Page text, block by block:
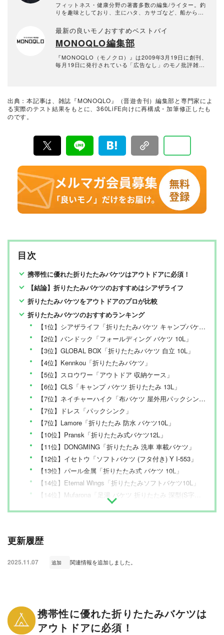
フィットネス・健康分野の著書多数の編集/ライター。釣
りを趣味としており、主にハタ、カサゴなど、船からの
最新の良いモノおすすめベストバイ
MONOQLO編集部
『MONOQLO（モノクロ）』は2009年3月19日に創刊、
毎月19日に発行されている「広告なし」のモノ批評雑誌
に良いモノ」だけを厳選して紹介。編集長・山田和樹を
中心に、11名以上の編集体制で日々の検証・記事制作を
出典：本記事は、雑誌『MONOQLO』（晋遊舎刊）編集部と専門家によ
る実際のテスト結果をもとに、360LiFE向けに再構成・加筆修正したも
のです。
目次
携帯性に優れた折りたたみバケツはアウトドアに必須！
【結論】折りたたみバケツのおすすめはシアザライフ
折りたたみバケツをアウトドアのプロが比較
折りたたみバケツのおすすめランキング
【1位】シアザライフ「折りたたみバケツ キャンプバケツ 15L」
【2位】バンドック「フォールディング バケツ 10L」
【3位】GLOBAL BOX「折りたたみバケツ 自立 10L」
【4位】Kennkou「折りたたみバケツ」
【5位】スロウワー「アウトドア 収納ケース」
【6位】CLS「キャンプ バケツ 折りたたみ 13L」
【7位】ネイチャーハイク「布バケツ 屋外用パックシンク」
【7位】ドレス「パックシンク」
【7位】Lamore「折りたたみ 防水 バケツ10L」
【10位】Pransk「折りたたみ式バケツ12L」
【11位】DONGMING「折りたたみ 洗車 車載バケツ」
【12位】イセトウ「ソフトバケツ (フタ付き) Y I-553」
【13位】パール金属「折りたたみ式 バケツ 10L」
【14位】Eternal Wings「折りたたみソフトバケツ10L」
【14位】Mufarona「足湯 バケツ 折りたたみ 深型(S字フック付き)」
更新履歴
2025.11.07 追加 関連情報を追加しました。
携帯性に優れた折りたたみバケツは
アウトドアに必須！